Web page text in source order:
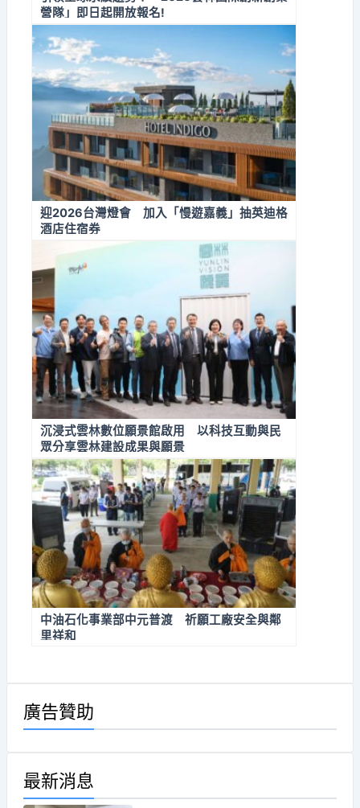
營隊」即日起開放報名!
迎2026台灣燈會 加入「慢遊嘉義」抽英迪格
酒店住宿券
沉浸式雲林數位願景館啟用 以科技互動與民
眾分享雲林建設成果與願景
中油石化事業部中元普渡 祈願工廠安全與鄰
里祥和
廣告贊助
最新消息